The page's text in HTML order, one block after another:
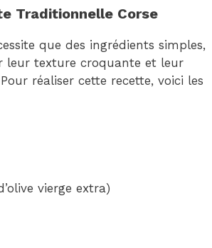
Traditionnelle Corse
que des ingrédients simples,
leur texture croquante et leur
réaliser cette recette, voici les
vierge extra)